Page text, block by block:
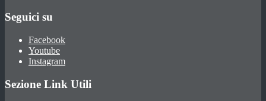
Seguici su
Facebook
Youtube
Instagram
Sezione Link Utili